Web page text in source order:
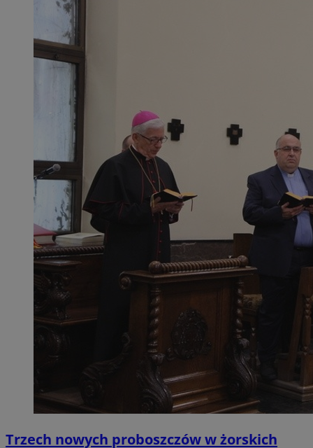
Trzech nowych proboszczów w żorskich